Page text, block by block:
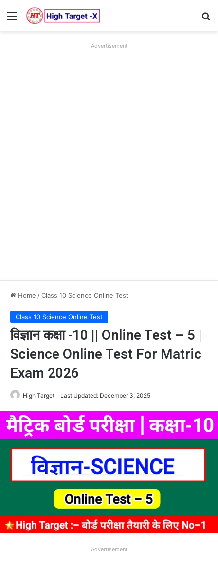
Menu
Advertisement
Home /Class 10 Science Online Test
Class 10 Science Online Test
विज्ञान कक्षा -10 || Online Test – 5 |
Science Online Test For Matric
Exam 2026
High Target Last Updated: December 3, 2025
Advertisement